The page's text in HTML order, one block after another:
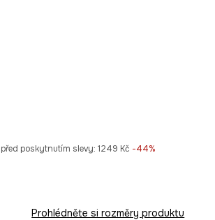
poskytnutím slevy: 1249 Kč -44%
Prohlédněte si rozměry produktu